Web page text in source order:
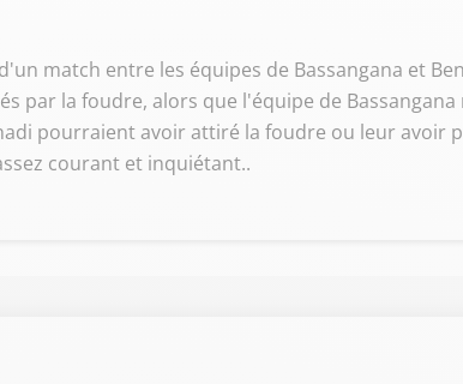
match entre les équipes de Bassangana et
par la foudre, alors que l'équipe de
pourraient avoir attiré la foudre ou leur avoir
courant et inquiétant..